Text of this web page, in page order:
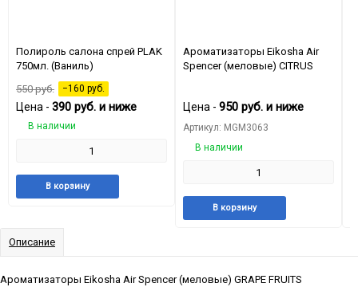
Полироль салона спрей PLAK
750мл. (Ваниль)
550руб. −160 руб.
Цена - 390 руб. и ниже
В наличии
сравнению
В корзину
Ароматизаторы Eikosha Air
Spencer (меловые) CITRUS
Цена - 950 руб. и ниже
Артикул: MGM3063
В наличии
В корзину
Описание
Ароматизаторы Eikosha Air Spencer (меловые) GRAPE FRUITS